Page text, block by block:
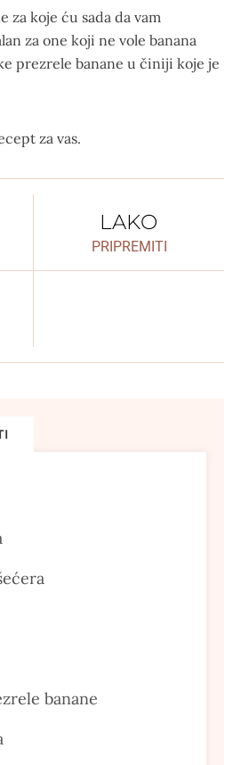
za koje ću sada da vam
za one koji ne vole banana
prezrele banane u činiji koje je
za vas.
LAKO
PRIPREMITI
banane